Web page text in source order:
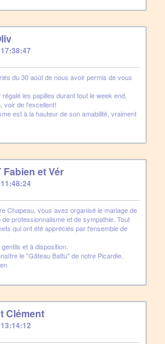
du 30 août de nous avoir permis de vous
les papilles durant tout le week end,
voir de l'excellent!
est à la hauteur de son amabilité, vraiment
Fabien et Vér
Chapeau, vous avez organisé le mariage de
professionnalisme et de sympathie. Tout
qui ont été appréciés par l'ensemble de
et à disposition.
le "Gâteau Battu" de notre Picardie.
Clément